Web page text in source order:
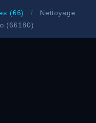
(66) /
Nettoyage
(66180)